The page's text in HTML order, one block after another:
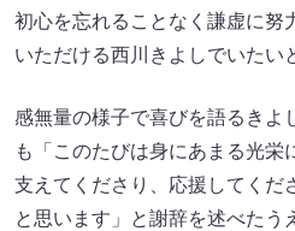
初心を忘れることなく謙虚に努
いただける西川きよしでいたい
感無量の様子で喜びを語るきよ
も「このたびは身にあまる光栄
支えてくださり、応援してくだ
と思います」と謝辞を述べたう